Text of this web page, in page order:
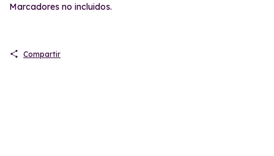
Marcadores no incluidos.
Compartir